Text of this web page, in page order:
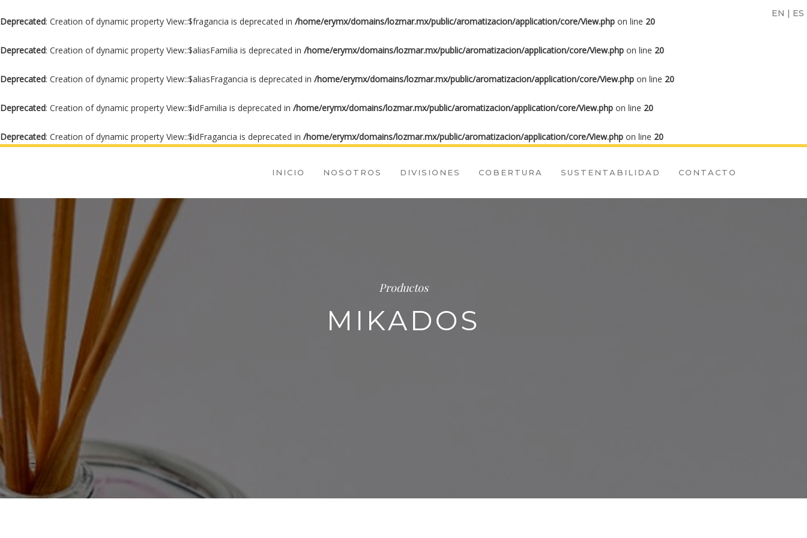
Deprecated: Creation of dynamic property View::$fragancia is deprecated in /home/erymx/domains/lozmar.mx/public/aromatizacion/application/core/View.php on line 20
Deprecated: Creation of dynamic property View::$aliasFamilia is deprecated in /home/erymx/domains/lozmar.mx/public/aromatizacion/application/core/View.php on line 20
Deprecated: Creation of dynamic property View::$aliasFragancia is deprecated in /home/erymx/domains/lozmar.mx/public/aromatizacion/application/core/View.php on line 20
Deprecated: Creation of dynamic property View::$idFamilia is deprecated in /home/erymx/domains/lozmar.mx/public/aromatizacion/application/core/View.php on line 20
Deprecated: Creation of dynamic property View::$idFragancia is deprecated in /home/erymx/domains/lozmar.mx/public/aromatizacion/application/core/View.php on line 20
EN | ES
INICIO NOSOTROS DIVISIONES COBERTURA SUSTENTABILIDAD CONTACTO
Productos
MIKADOS